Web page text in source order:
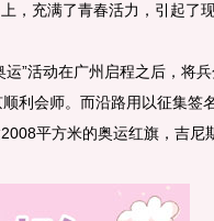
，充满了青春活力，引起了
”活动在广州启程之后，将兵
利会师。而沿路用以征集签
平方米的奥运红旗，吉尼